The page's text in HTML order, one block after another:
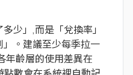
少」,而是「兌換率」
。建議至少每季拉一
年齡層的使用差異在